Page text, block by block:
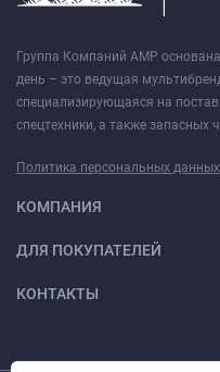
Группа Компаний АМР
день – это ведущая
специализирующаяся на
спецтехники, а также запасных
Политика персональных данных
КОМПАНИЯ
ДЛЯ ПОКУПАТЕЛЕЙ
КОНТАКТЫ